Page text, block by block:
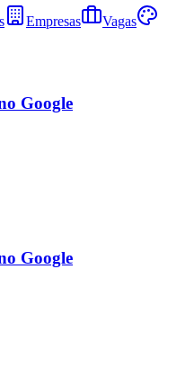
Empresas
Vagas
Google
Google